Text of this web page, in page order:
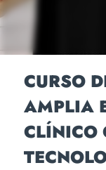
CURSO
AMPLIA
CLÍNICO